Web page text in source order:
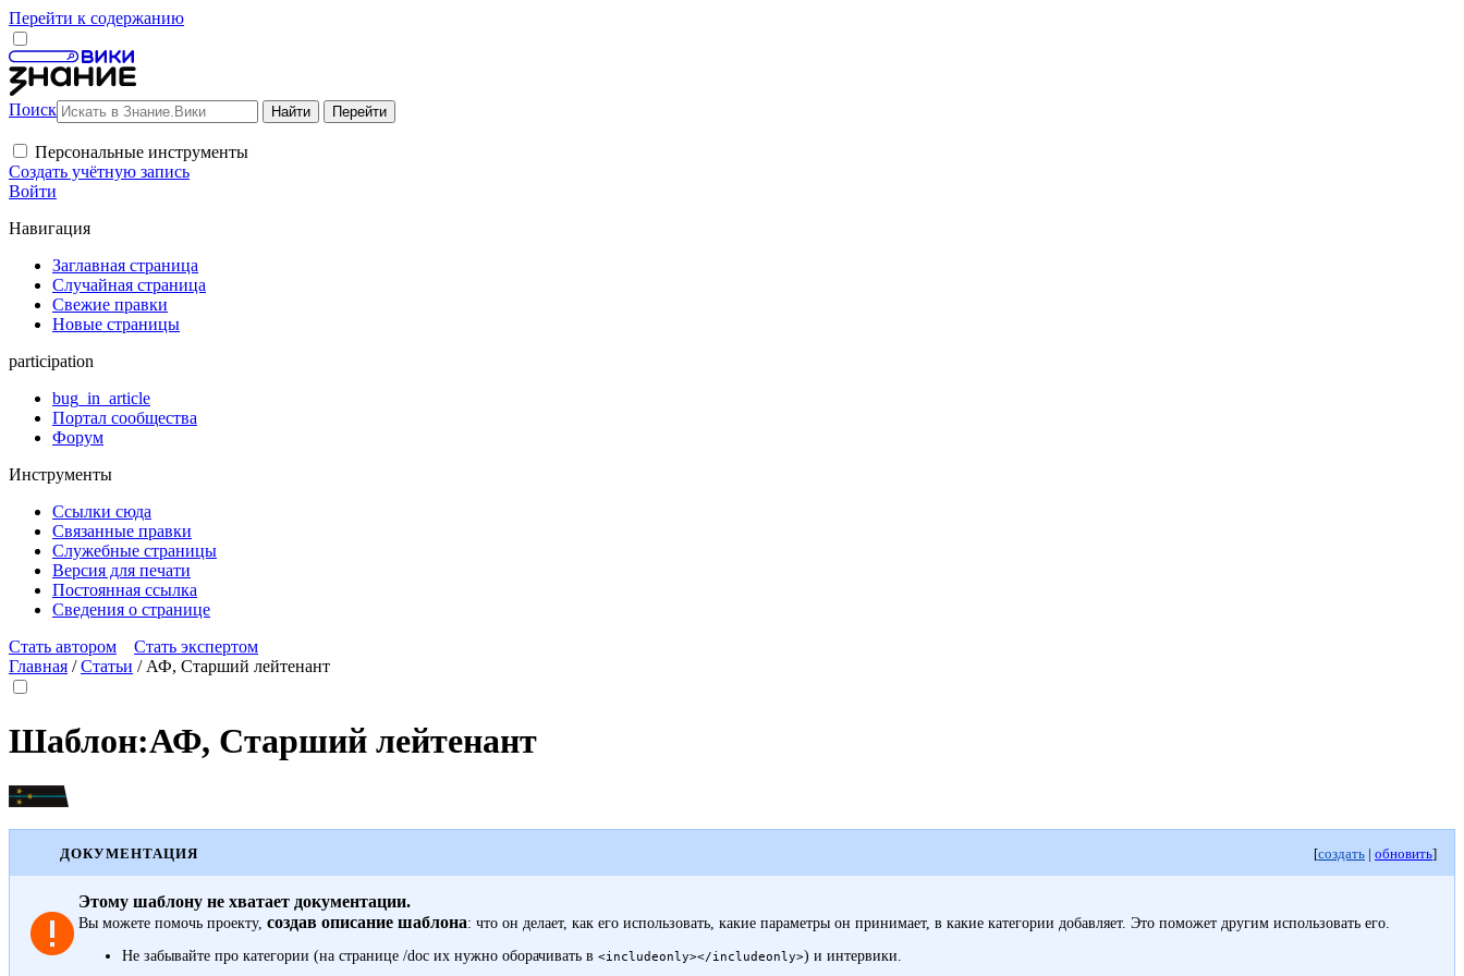
Перейти к содержанию
Поиск
Персональные инструменты
Создать учётную запись
Войти
Навигация
Заглавная страница
Случайная страница
Свежие правки
Новые страницы
participation
bug_in_article
Портал сообщества
Форум
Инструменты
Ссылки сюда
Связанные правки
Служебные страницы
Версия для печати
Постоянная ссылка
Сведения о странице
Стать автором
Стать экспертом
Главная /Статьи / АФ, Старший лейтенант
Шаблон:АФ, Старший лейтенант
ДОКУМЕНТАЦИЯ [создать | обновить]
Этому шаблону не хватает документации.
Вы можете помочь проекту, создав описание шаблона: что он делает, как его использовать, какие параметры он принимает, в какие категории добавляет. Это поможет другим использовать его.
Не забывайте про категории (на странице /doc их нужно оборачивать в <includeonly></includeonly>) и интервики.